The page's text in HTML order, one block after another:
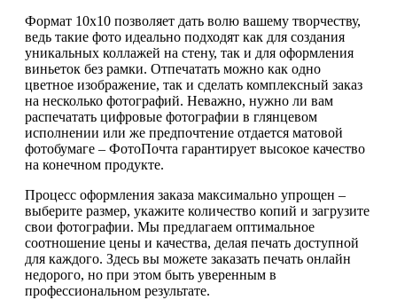
Формат 10х10 позволяет дать волю вашему творчеству,
ведь такие фото идеально подходят как для создания
уникальных коллажей на стену, так и для оформления
виньеток без рамки. Отпечатать можно как одно
цветное изображение, так и сделать комплексный заказ
на несколько фотографий. Неважно, нужно ли вам
распечатать цифровые фотографии в глянцевом
исполнении или же предпочтение отдается матовой
фотобумаге – ФотоПочта гарантирует высокое качество
на конечном продукте.
Процесс оформления заказа максимально упрощен –
выберите размер, укажите количество копий и загрузите
свои фотографии. Мы предлагаем оптимальное
соотношение цены и качества, делая печать доступной
для каждого. Здесь вы можете заказать печать онлайн
недорого, но при этом быть уверенным в
профессиональном результате.